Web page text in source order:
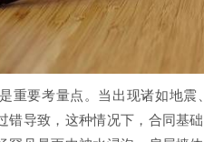
要考量点。当出现诸如地震
错导致，这种情况下，合同基